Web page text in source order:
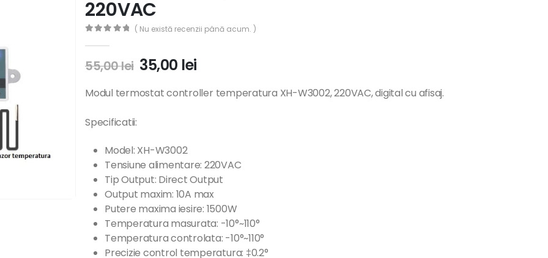
220VAC
( Nu există recenzii până acum. )
55,00lei 35,00 lei
Modul termostat controller temperatura XH-W3002, 220VAC, digital cu afisaj.
Specificatii:
Model: XH-W3002
Tensiune alimentare: 220VAC
Tip Output: Direct Output
Output maxim: 10A max
Putere maxima iesire: 1500W
Temperatura masurata: -10°~110°
Temperatura controlata: -10°~110°
Precizie control temperatura: ‡0.2°